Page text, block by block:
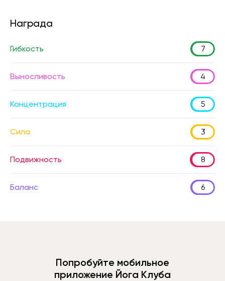
Награда
Гибкость 7
Выносливость 4
Концентрация 5
Сила 3
Подвижность 8
Баланс 6
Попробуйте мобильное
приложение Йога Клуба